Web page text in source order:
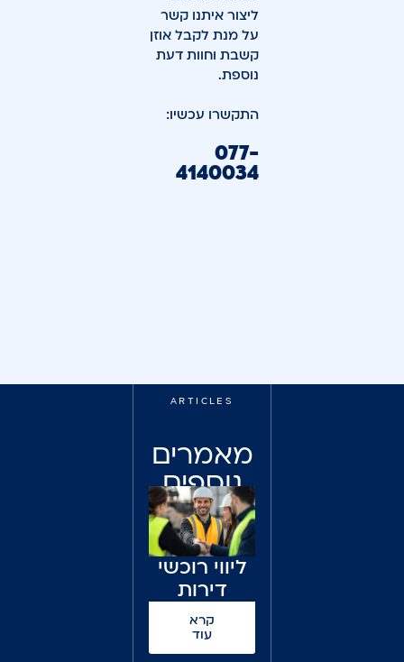
ליצור איתנו קשר
על מנת לקבל אוזן
קשבת וחוות דעת
נוספת.
התקשרו עכשיו:
077-
4140034
ARTICLES
מאמרים
נוספים
לקריאה
ליווי רוכשי
דירות
קרא
עוד